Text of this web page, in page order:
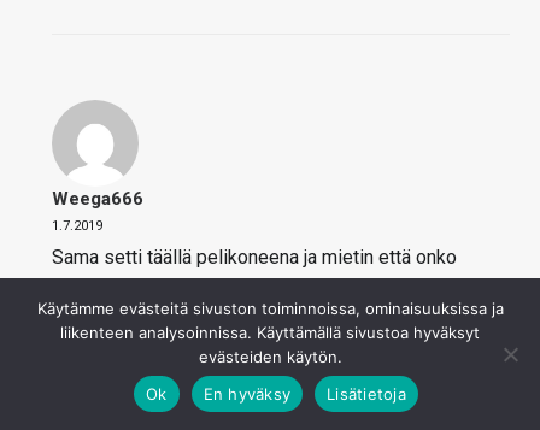
Weega666
1.7.2019
Sama setti täällä pelikoneena ja mietin että onko
hyötyä vaihtaa 3000X sarjaan. Muistien hinnat on
onneksi alkaneet jo tippua joten eiköhän sitä palata
jossain vaiheessa vanhaan hyvään aikaan milloin
muistit oli todella halpoja.
Kirjaudu sisään vastataksesi
Käytämme evästeitä sivuston toiminnoissa, ominaisuuksissa ja
liikenteen analysoinnissa. Käyttämällä sivustoa hyväksyt
evästeiden käytön.
Ok
En hyväksy Lisätietoja